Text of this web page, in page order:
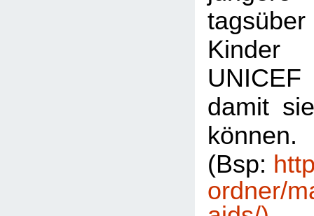
Kinder
UNICEF
damit
können.
(Bsp:
ordner/